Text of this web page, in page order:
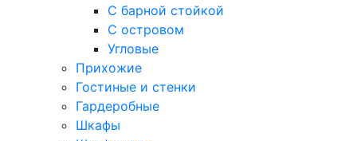
С барной стойкой
С островом
Угловые
Прихожие
Гостиные и стенки
Гардеробные
Шкафы